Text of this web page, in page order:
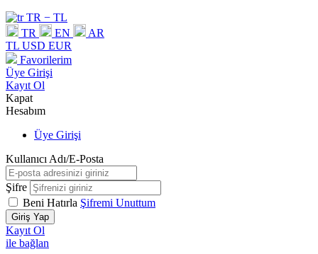
TR − TL
TR
EN
AR
TL USD EUR
Favorilerim
Üye Girişi
Kayıt Ol
Kapat
Hesabım
Üye Girişi
Kullanıcı Adı/E-Posta
Şifre
Beni Hatırla Şifremi Unuttum
Giriş Yap
Kayıt Ol
ile bağlan